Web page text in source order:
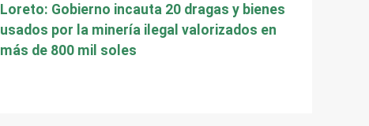
Loreto: Gobierno incauta 20 dragas y bienes
usados por la minería ilegal valorizados en
más de 800 mil soles